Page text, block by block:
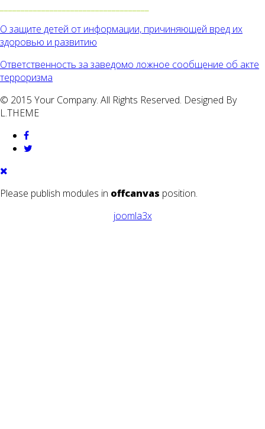
О защите детей от информации, причиняющей вред их
здоровью и развитию
Ответственность за заведомо ложное сообщение об акте
терроризма
© 2015 Your Company. All Rights Reserved. Designed By
L.THEME
Please publish modules in offcanvas position.
joomla3x